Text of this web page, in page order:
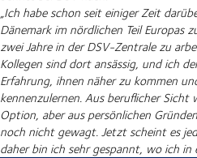
„Ich habe schon seit einiger Zeit
Dänemark im nördlichen Teil Europas
zwei Jahre in der DSV-Zentrale zu
Kollegen sind dort ansässig, und ich
Erfahrung, ihnen näher zu kommen
kennenzulernen. Aus beruflicher Sicht
Option, aber aus persönlichen
noch nicht gewagt. Jetzt scheint es
daher bin ich sehr gespannt, wo ich in